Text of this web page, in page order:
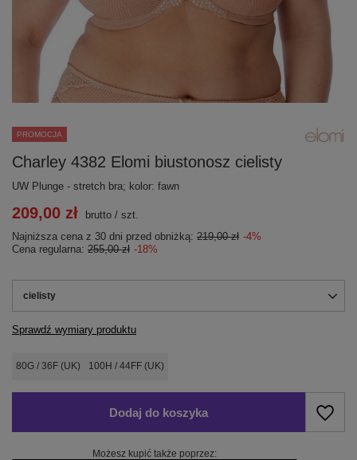
PROMOCJA
Charley 4382 Elomi biustonosz cielisty
UW Plunge - stretch bra; kolor: fawn
cielisty
80G / 36F (UK) 100H / 44FF (UK)
Sprawdź wymiary produktu
209,00 zł brutto / szt.
Najniższa cena z 30 dni przed obniżką: 219,00 zł -4%
Cena regularna: 255,00 zł -18%
Dodaj do koszyka
Możesz kupić także poprzez: